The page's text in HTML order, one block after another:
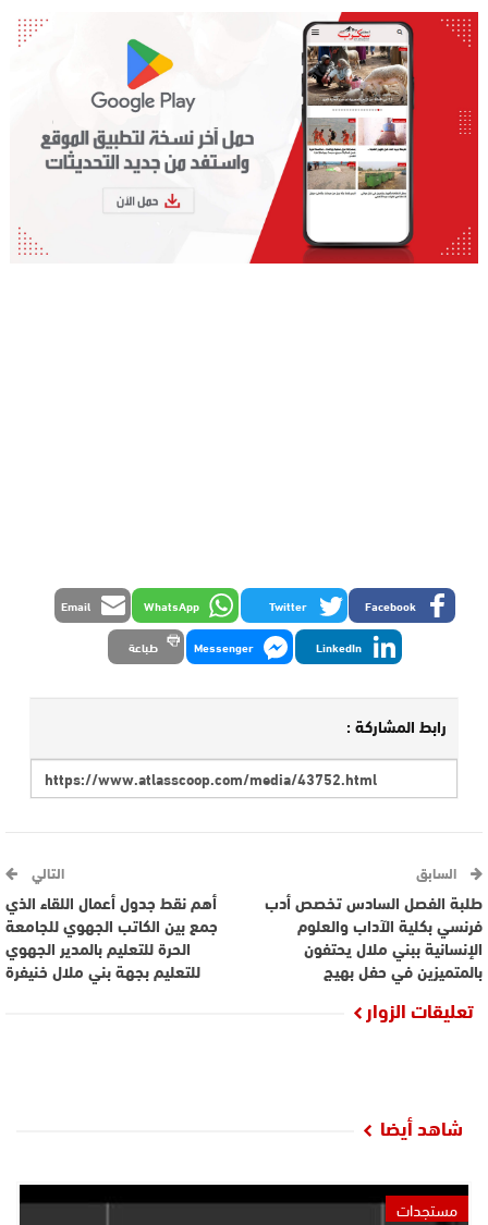
Facebook
Twitter
WhatsApp
Email
LinkedIn
Messenger طباعة
رابط المشاركة :
السابق
طلبة الفصل السادس تخصص أدب
فرنسي بكلية الآداب والعلوم
الإنسانية ببني ملال يحتفون
بالمتميزين في حفل بهيج
التالي
أهم نقط جدول أعمال اللقاء الذي
جمع بين الكاتب الجهوي للجامعة
الحرة للتعليم بالمدير الجهوي
للتعليم بجهة بني ملال خنيفرة
تعليقات الزوار
شاهد أيضا
مستجدات